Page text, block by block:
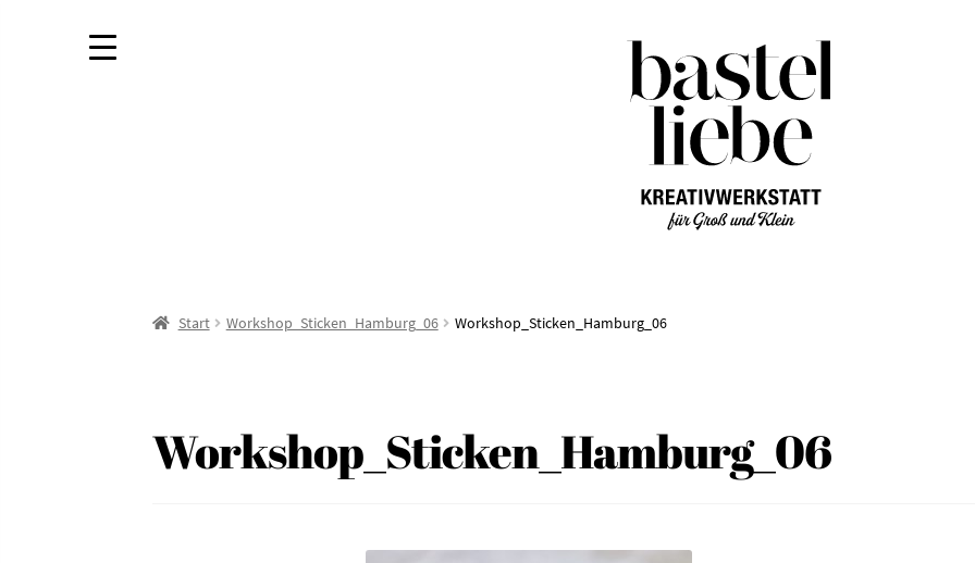
Navigation
springen
Zum
Inhalt
springen
Start Workshop_Sticken_Hamburg_06 Workshop_Sticken_Hamburg_06
Workshop_Sticken_Hamburg_06